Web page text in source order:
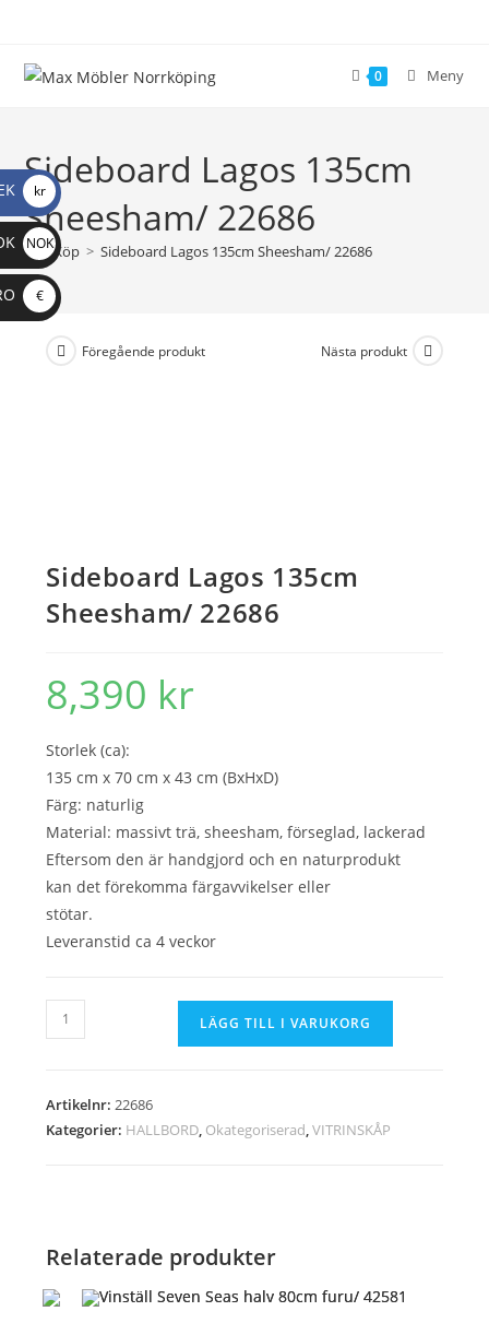
0 Meny
Sideboard Lagos 135cm
Sheesham/ 22686
> Köp > Sideboard Lagos 135cm Sheesham/ 22686
Föregående produkt Nästa produkt
Sideboard Lagos 135cm
Sheesham/ 22686
8,390 kr
Storlek (ca):
135 cm x 70 cm x 43 cm (BxHxD)
Färg: naturlig
Material: massivt trä, sheesham, förseglad, lackerad
Eftersom den är handgjord och en naturprodukt
kan det förekomma färgavvikelser eller
stötar.
Leveranstid ca 4 veckor
Sideboard
Lagos
22686
LÄGG TILL I VARUKORG
Artikelnr: 22686
Kategorier: HALLBORD Okategoriserad ,VITRINSKÅP
Relaterade produkter
kr
NOK
€